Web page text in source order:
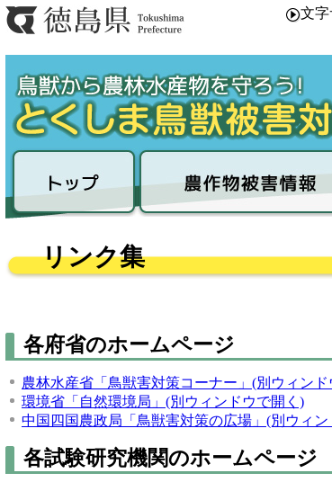
文
リンク集
各府省のホームページ
農林水産省「鳥獣害対策コーナー」(別ウィン
環境省「自然環境局」(別ウィンドウで開く)
中国四国農政局「鳥獣害対策の広場」(別ウィ
各試験研究機関のホームページ